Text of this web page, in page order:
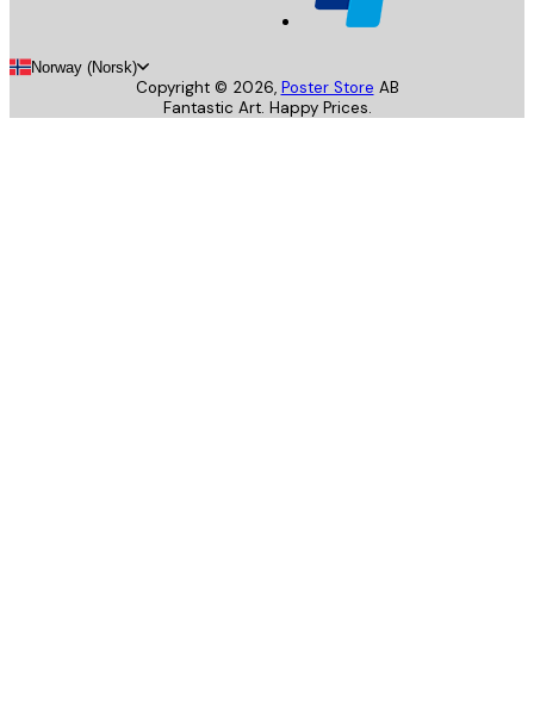
Norway (Norsk)
Copyright © 2026, Poster Store AB
Fantastic Art. Happy Prices.